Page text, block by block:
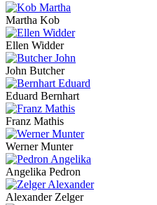
Martha Kob
Ellen Widder
John Butcher
Eduard Bernhart
Franz Mathis
Werner Munter
Angelika Pedron
Alexander Zelger